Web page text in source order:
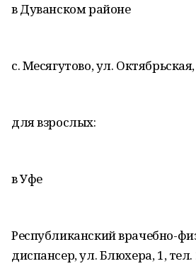
в Дуванском районе
с. Месягутово, ул.
для взрослых:
в Уфе
Республиканский врачебно-
диспансер, ул. Блюхера, 1, тел.